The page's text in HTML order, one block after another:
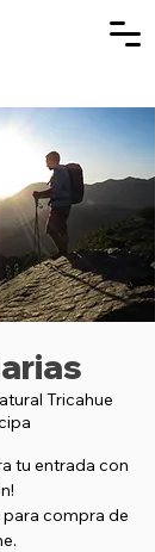
Tricahue
tu entrada con
para compra de